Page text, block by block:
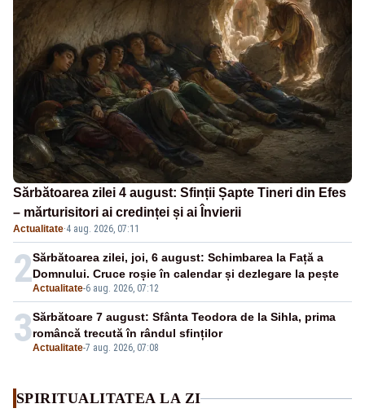
Sărbătoarea zilei 4 august: Sfinții Șapte Tineri din Efes
– mărturisitori ai credinței și ai Învierii
Actualitate·4 aug. 2026, 07:11
2Actualitate-6 aug. 2026, 07:12
Sărbătoarea zilei, joi, 6 august: Schimbarea la Față a
Domnului. Cruce roșie în calendar și dezlegare la pește
3Actualitate-7 aug. 2026, 07:08
Sărbătoare 7 august: Sfânta Teodora de la Sihla, prima
româncă trecută în rândul sfinților
SPIRITUALITATEA LA ZI